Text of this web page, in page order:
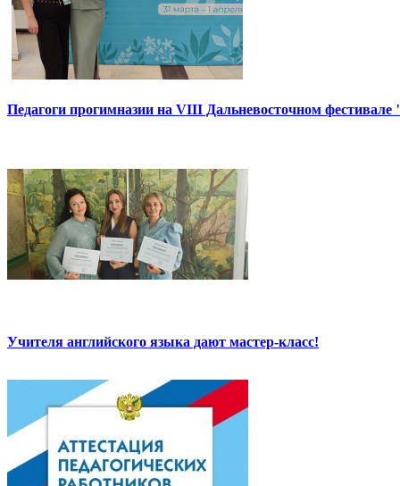
Педагоги прогимназии на VIII Дальневосточном фестивале
Учителя английского языка дают мастер-класс!